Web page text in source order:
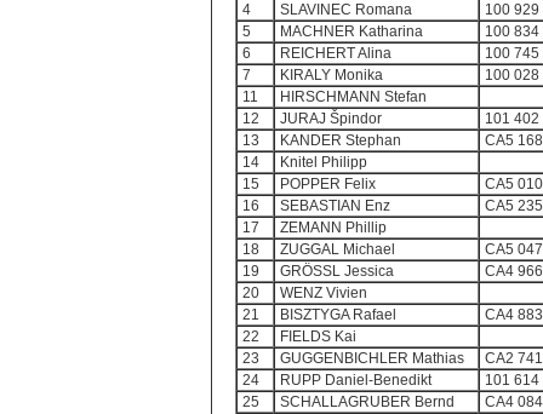
4
SLAVINEC Romana
100
5
MACHNER Katharina
100
6
REICHERT Alina
100
7
KIRALY Monika
100
11
HIRSCHMANN Stefan
12
JURAJ Špindor
101
13
KANDER Stephan
CA5 168
14
Knitel Philipp
15
POPPER Felix
CA5 010
16
SEBASTIAN Enz
CA5 235
17
ZEMANN Phillip
18
ZUGGAL Michael
CA5 047
19
GRÖSSL Jessica
CA4 966
20
WENZ Vivien
21
BISZTYGA Rafael
CA4 883
22
FIELDS Kai
23
GUGGENBICHLER Mathias
CA2 741
24
RUPP Daniel-Benedikt
101
25
SCHALLAGRUBER Bernd
CA4 084